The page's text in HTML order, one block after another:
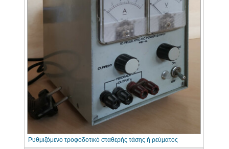
Ρυθμιζόμενο τροφοδοτικό σταθερής τάσης ή ρεύματος